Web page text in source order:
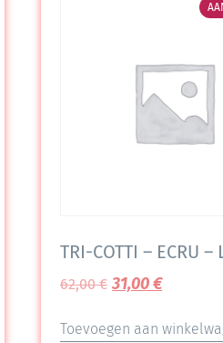
TRI-COTTI – ECRU –
62,00€ 31,00€
Toevoegen aan